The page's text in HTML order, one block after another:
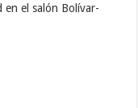
en el salón Bolívar-